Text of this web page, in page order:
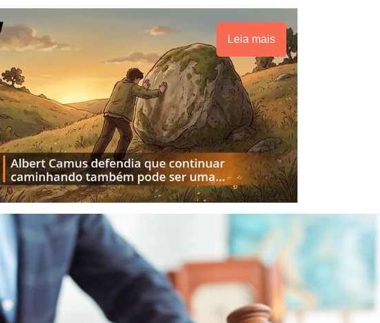
Leia mais